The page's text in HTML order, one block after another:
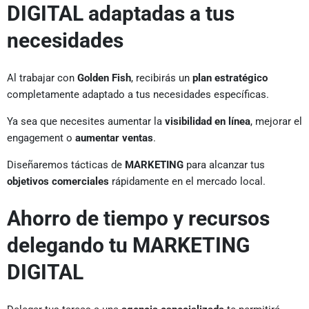
DIGITAL adaptadas a tus
necesidades
Al trabajar con Golden Fish, recibirás un plan estratégico
completamente adaptado a tus necesidades específicas.
Ya sea que necesites aumentar la visibilidad en línea, mejorar el
engagement o aumentar ventas.
Diseñaremos tácticas de MARKETING para alcanzar tus
objetivos comerciales rápidamente en el mercado local.
Ahorro de tiempo y recursos
delegando tu MARKETING
DIGITAL